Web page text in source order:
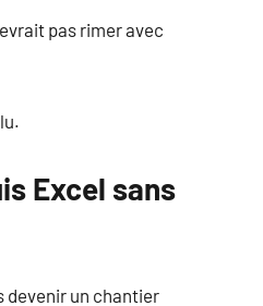
pas rimer avec
Excel sans
devenir un chantier